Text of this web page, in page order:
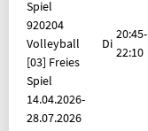
Spiel
920204
Volleyball
[03] Freies
Spiel
14.04.2026-
28.07.2026
Di
20:45-
22:10